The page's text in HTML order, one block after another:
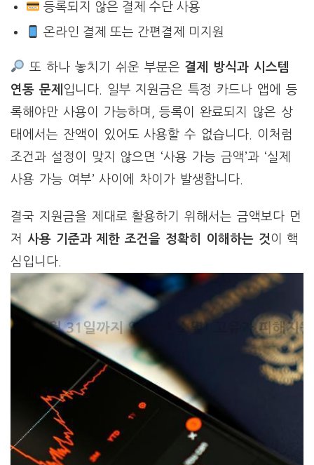
등록되지 않은 결제 수단 사용
온라인 결제 또는 간편결제 미지원
또 하나 놓치기 쉬운 부분은 결제 방식과 시스템
연동 문제 입니다. 일부 지원금은 특정 카드나 앱에 등
록해야만 사용이 가능하며, 등록이 완료되지 않은 상
태에서는 잔액이 있어도 사용할 수 없습니다. 이처럼
조건과 설정이 맞지 않으면 ‘사용 가능 금액’과 ‘실제
사용 가능 여부’ 사이에 차이가 발생합니다.
결국 지원금을 제대로 활용하기 위해서는 금액보다 먼
저 사용 기준과 제한 조건을 정확히 이해하는 것이 핵
심입니다.